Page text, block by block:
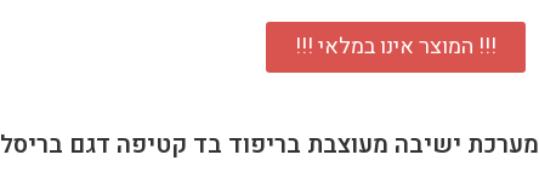
!!! המוצר אינו במלאי !!!
מערכת ישיבה מעוצבת בריפוד בד קטיפה דגם בריסל